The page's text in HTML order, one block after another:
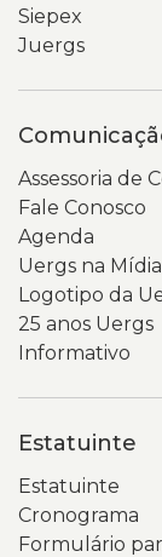
Siepex
Juergs
Assessoria de
Fale Conosco
Agenda
Uergs na Mídia
Logotipo da
25 anos Uergs
Informativo
Estatuinte
Estatuinte
Cronograma
Formulário